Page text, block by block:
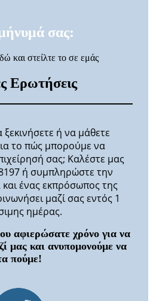
σας:
και στείλτε το σε εμάς
Ερωτήσεις
ξεκινήσετε ή να μάθετε
το πώς μπορούμε να
σας; Καλέστε μας
ή συμπληρώστε την
ένας εκπρόσωπος της
μαζί σας εντός 1
ημέρας.
αφιερώσατε χρόνο για να
μας και ανυπομονούμε να
πούμε!